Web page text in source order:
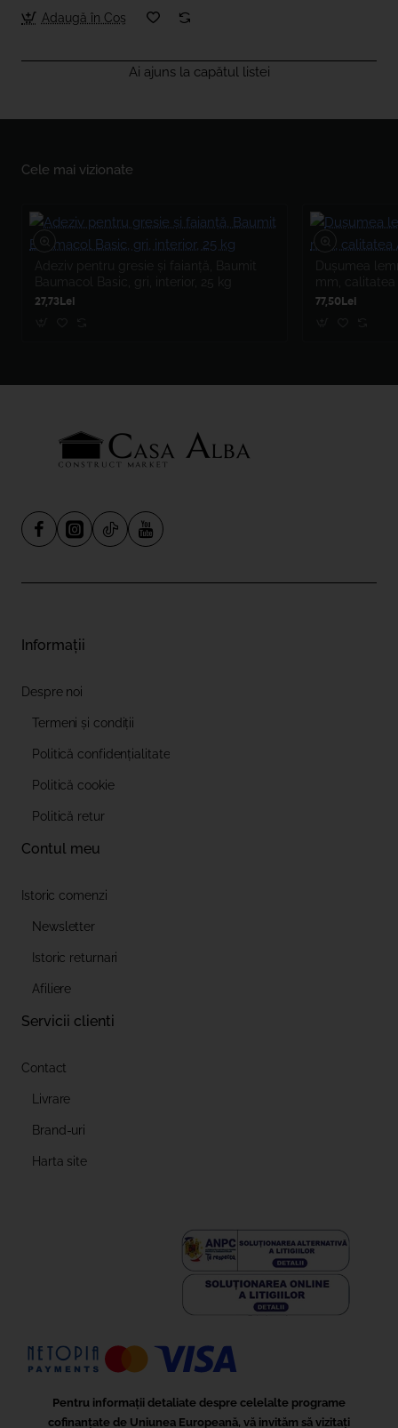
Adaugă în Coş
Ai ajuns la capătul listei
Cele mai vizionate
Adeziv pentru gresie și faianță, Baumit
Baumacol Basic, gri, interior, 25 kg
27,73Lei
Dușumea
mm,
77,50Lei
Informații
Despre noi
Termeni și condiții
Politică confidențialitate
Politică cookie
Politică retur
Contul meu
Istoric comenzi
Newsletter
Istoric returnari
Afiliere
Servicii clienti
Contact
Livrare
Brand-uri
Harta site
Pentru informații detaliate despre celelalte programe
cofinanțate de Uniunea Europeană, vă invităm să vizitați